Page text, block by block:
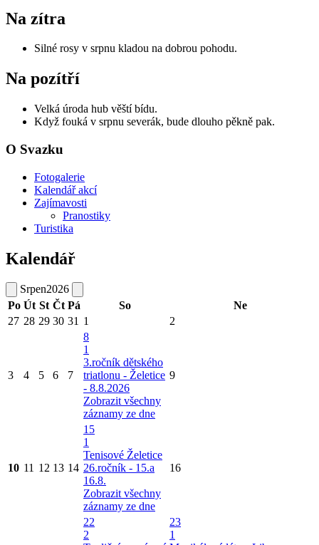
Na zítra
Silné rosy v srpnu kladou na dobrou pohodu.
Na pozítří
Velká úroda hub věští bídu.
Když fouká v srpnu severák, bude dlouho pěkně pak.
O Svazku
Fotogalerie
Kalendář akcí
Zajímavosti
Pranostiky
Turistika
Kalendář
Srpen2026
Po Út St Čt Pá So
Ne
27 28 29 30 31 1 2
3 4 5 6 7
8
1
3.ročník dětského
triatlonu - Želetice
- 8.8.2026
Zobrazit všechny
záznamy ze dne
9
10 11 12 13 14
15
1
Tenisové Želetice
26.ročník - 15.a
16.8.
Zobrazit všechny
záznamy ze dne
16
22
2
23
1